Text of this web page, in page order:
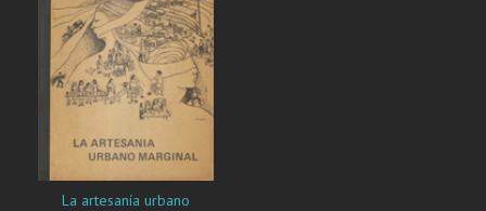
La artesanía urbano